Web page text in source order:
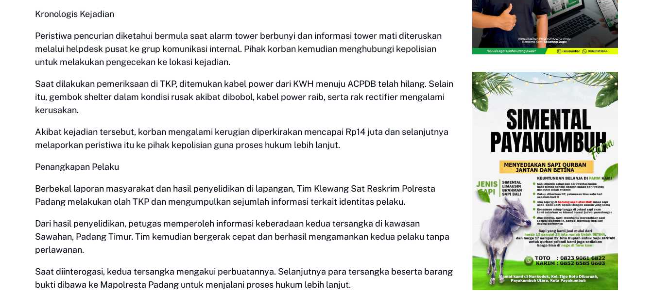
Kronologis Kejadian
Peristiwa pencurian diketahui bermula saat alarm tower berbunyi dan informasi tower mati diteruskan
melalui helpdesk pusat ke grup komunikasi internal. Pihak korban kemudian menghubungi kepolisian
untuk melakukan pengecekan ke lokasi kejadian.
Saat dilakukan pemeriksaan di TKP, ditemukan kabel power dari KWH menuju ACPDB telah hilang. Selain
itu, gembok shelter dalam kondisi rusak akibat dibobol, kabel power raib, serta rak rectifier mengalami
kerusakan.
Akibat kejadian tersebut, korban mengalami kerugian diperkirakan mencapai Rp14 juta dan selanjutnya
melaporkan peristiwa itu ke pihak kepolisian guna proses hukum lebih lanjut.
Penangkapan Pelaku
Berbekal laporan masyarakat dan hasil penyelidikan di lapangan, Tim Klewang Sat Reskrim Polresta
Padang melakukan olah TKP dan mengumpulkan sejumlah informasi terkait identitas pelaku.
Dari hasil penyelidikan, petugas memperoleh informasi keberadaan kedua tersangka di kawasan
Sawahan, Padang Timur. Tim kemudian bergerak cepat dan berhasil mengamankan kedua pelaku tanpa
perlawanan.
Saat diinterogasi, kedua tersangka mengakui perbuatannya. Selanjutnya para tersangka beserta barang
bukti dibawa ke Mapolresta Padang untuk menjalani proses hukum lebih lanjut.